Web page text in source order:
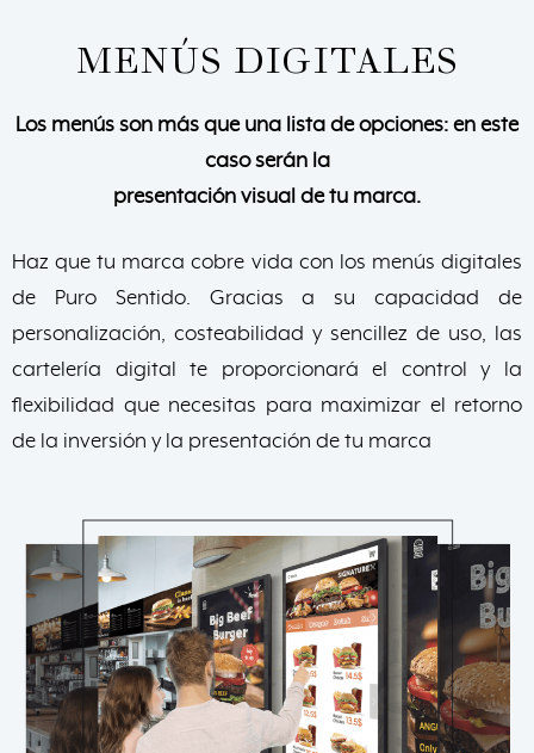
MENÚS DIGITALES
Los menús son más que una lista de opciones: en este
caso serán la
presentación visual de tu marca.
Haz que tu marca cobre vida con los menús digitales
de Puro Sentido. Gracias a su capacidad de
personalización, costeabilidad y sencillez de uso, las
cartelería digital te proporcionará el control y la
flexibilidad que necesitas para maximizar el retorno
de la inversión y la presentación de tu marca